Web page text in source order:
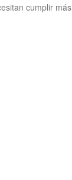
cumplir más